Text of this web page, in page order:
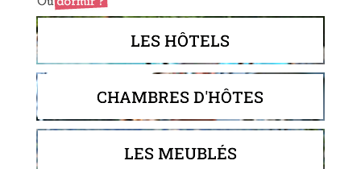
LES HÔTELS
CHAMBRES D'HÔTES
LES MEUBLÉS